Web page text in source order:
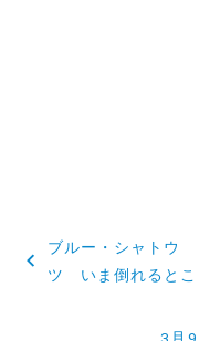
稿
ブルー・シャトウ
ツ いま倒れるとこ